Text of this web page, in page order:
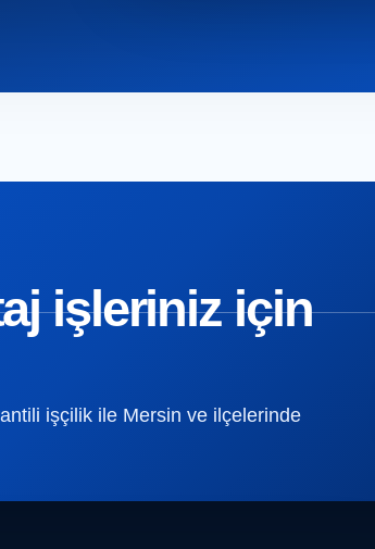
işleriniz için
işçilik ile Mersin ve ilçelerinde